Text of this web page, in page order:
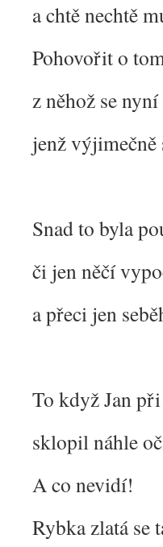
a chtě nechtě
Pohovořit o
z něhož se
jenž
Snad to byla
či jen něčí
a přeci jen
To když Jan
sklopil náhle
A co nevidí!
Rybka zlatá se